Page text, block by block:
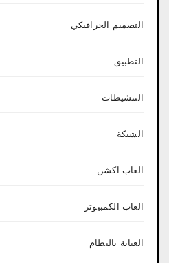
التصميم الجرافيكي
التطبيق
التنشيطات
الشبكة
العاب اكشن
العاب الكمبيوتر
العناية بالنظام